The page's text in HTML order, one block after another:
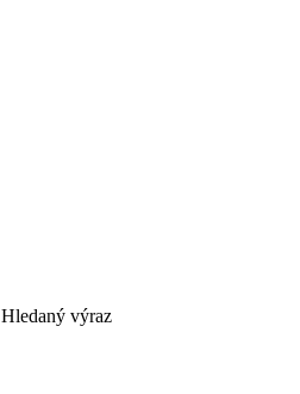
Hledaný výraz